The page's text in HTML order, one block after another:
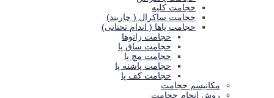
حجامت كليه
حجامت ساکرال ( چاربند)
حجامت پاها ( اندام تحتانی)
حجامت زانوها
حجامت ساق پا
حجامت مچ پا
حجامت پاشنه پا
حجامت کف پا
مكانيسم حجامت
روش انجام حجامت